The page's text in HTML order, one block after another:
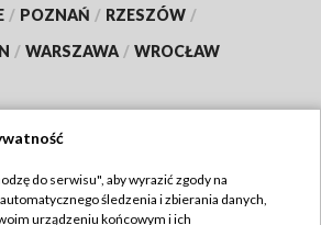
/ POZNAŃ / RZESZÓW /
/ WARSZAWA / WROCŁAW
TVP
do serwisu", aby wyrazić zgody na
śledzenia i zbierania danych,
urządzeniu końcowym i ich